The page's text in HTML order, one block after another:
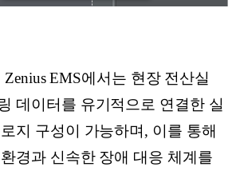
EMS에서는 현장 전산실
데이터를 유기적으로 연결한 실
지 구성이 가능하며, 이를 통해
경과 신속한 장애 대응 체계를